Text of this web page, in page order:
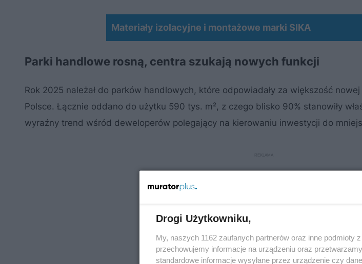
Materiały izolacyjne i montażowe marki SIKA
Parki handlowe rosną, centra szukają nowych funkcji
Rok 2025 należał do parków handlowych, które odpowiadały za większość
Polsce. Łącznie oddano do użytku 590 tys. m², z czego blisko 90% stanowiły
wyraźny trend wśród deweloperów polegający na kierowaniu inwestycji do
Drogi Użytkowniku,
My, naszych 1162 zaufanych partnerów oraz inne podmioty
przechowujemy informacje na urządzeniu oraz
standardowe informacje wysyłane przez urządzenie czy